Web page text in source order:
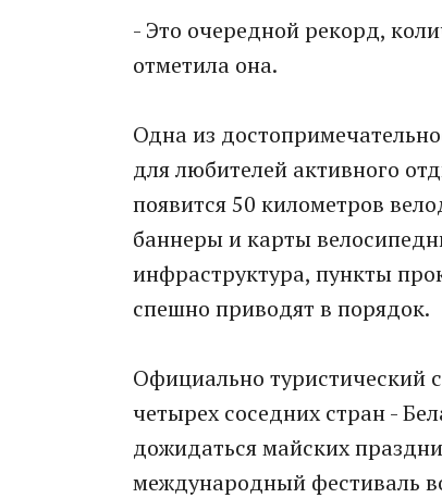
- Это очередной рекорд,
отметила она.
Одна из
для любителей активного
появится 50 километров
баннеры и карты
инфраструктура, пункты
спешно приводят в порядок.
Официально туристический
четырех соседних стран -
дожидаться майских
международный фестиваль